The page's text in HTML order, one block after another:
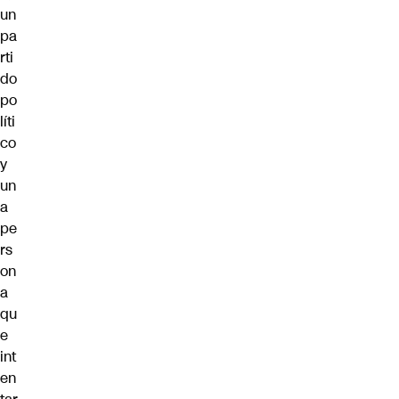
un
pa
rti
do
po
líti
co
y
un
a
pe
rs
on
a
qu
e
int
en